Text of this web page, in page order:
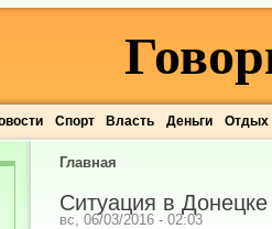
Спорт Власть Деньги Отдых
Главная
Ситуация в
вс, 06/03/2016 - 02:03